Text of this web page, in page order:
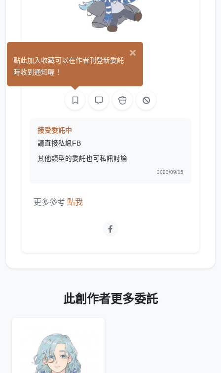
木南 (0)
接受委託中
請直接私訊FB
其他類型的委託也可私訊討論
2023/09/15
更多參考 點我
此創作者更多委託
×
點此加入收藏可以在作者刊登新委託
時收到通知喔！